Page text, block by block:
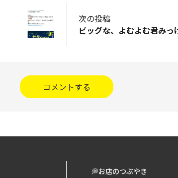
次の投稿
ビッグな、よむよむ君みっ
コメントする
💭お店のつぶやき